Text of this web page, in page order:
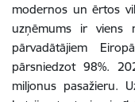
modernos un ērtos
uzņēmums ir viens
pārvadātājiem
pārsniedzot 98%.
miljonus pasažieru.